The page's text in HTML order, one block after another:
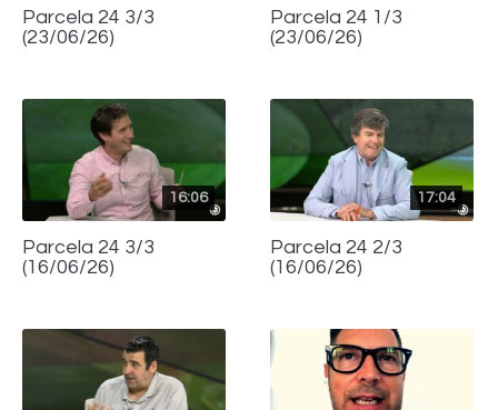
Parcela 24 3/3
(23/06/26)
Parcela 24 1/3
(23/06/26)
16:06
Parcela 24 3/3
(16/06/26)
17:04
Parcela 24 2/3
(16/06/26)